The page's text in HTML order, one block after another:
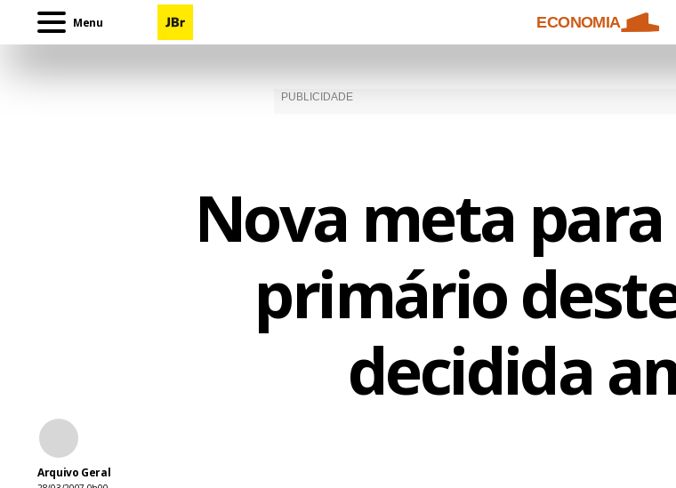
Menu ECONOMIA
Nova meta
primário
decidida
Arquivo Geral